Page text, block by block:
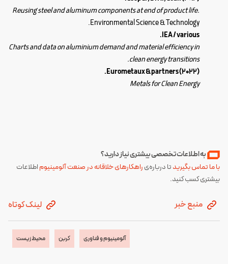
Reusing steel and aluminum components at end of product life.
Environmental Science & Technology.
IEA / various.
Charts and data on aluminium demand and material efficiency in
clean energy transitions.
Eurometaux & partners (2022).
Metals for Clean Energy
به اطلاعات تخصصی بیشتری نیاز دارید؟
با ما تماس بگیریدتا درباره‌یراهکارهای خلاقانه در صنعت آلومینیوماطلاعات
بیشتری کسب کنید.
منبع خبر لینک کوتاه
آلومینیوم و فناوری کربن محیط زیست